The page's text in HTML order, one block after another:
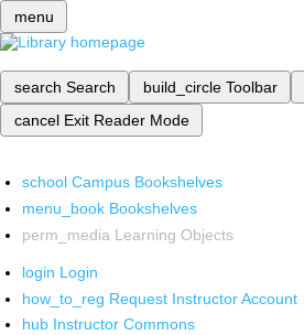
menu
search Search build_circle Toolbar
cancel Exit Reader Mode
school Campus Bookshelves
menu_book Bookshelves
perm_media Learning Objects
login Login
how_to_reg Request Instructor Account
hub Instructor Commons